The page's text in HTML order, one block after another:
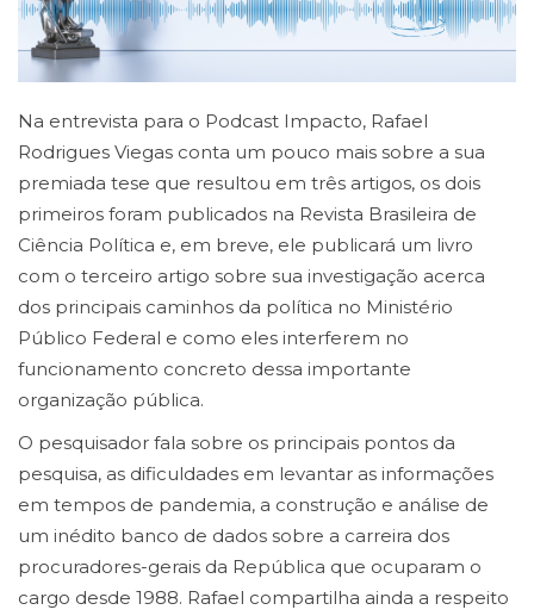
Na entrevista para o Podcast Impacto, Rafael
Rodrigues Viegas conta um pouco mais sobre a sua
premiada tese que resultou em três artigos, os dois
primeiros foram publicados na Revista Brasileira de
Ciência Política e, em breve, ele publicará um livro
com o terceiro artigo sobre sua investigação acerca
dos principais caminhos da política no Ministério
Público Federal e como eles interferem no
funcionamento concreto dessa importante
organização pública.
O pesquisador fala sobre os principais pontos da
pesquisa, as dificuldades em levantar as informações
em tempos de pandemia, a construção e análise de
um inédito banco de dados sobre a carreira dos
procuradores-gerais da República que ocuparam o
cargo desde 1988. Rafael compartilha ainda a respeito